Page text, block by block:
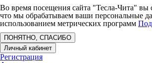
Во время посещения сайта "Тесла-Чита" вы
что мы обрабатываем ваши персональные
использованием метрических программ
ПОНЯТНО, СПАСИБО
Личный кабинет
Регистрация